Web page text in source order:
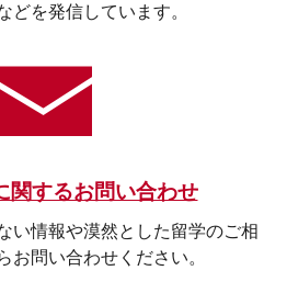
どを発信しています。
関するお問い合わせ
い情報や漠然とした留学のご相
お問い合わせください。